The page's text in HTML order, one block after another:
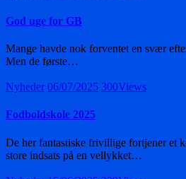
God uge for GB
Mange havde nok forventet en svær
Men de første…
Nyheder 06/07/2025 300Views
Fodboldskole 2025
De her fantastiske frivillige fortjener et
store indsats på en vellykket…